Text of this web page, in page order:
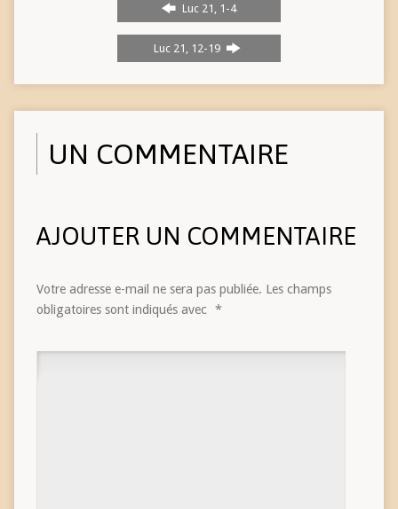
Luc 21, 1-4
Luc 21, 12-19
UN COMMENTAIRE
AJOUTER UN COMMENTAIRE
Votre adresse e-mail ne sera pas publiée. Les champs
obligatoires sont indiqués avec *